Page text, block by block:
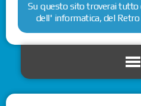
Su questo sito troverai tutto
dell' informatica, del Retro